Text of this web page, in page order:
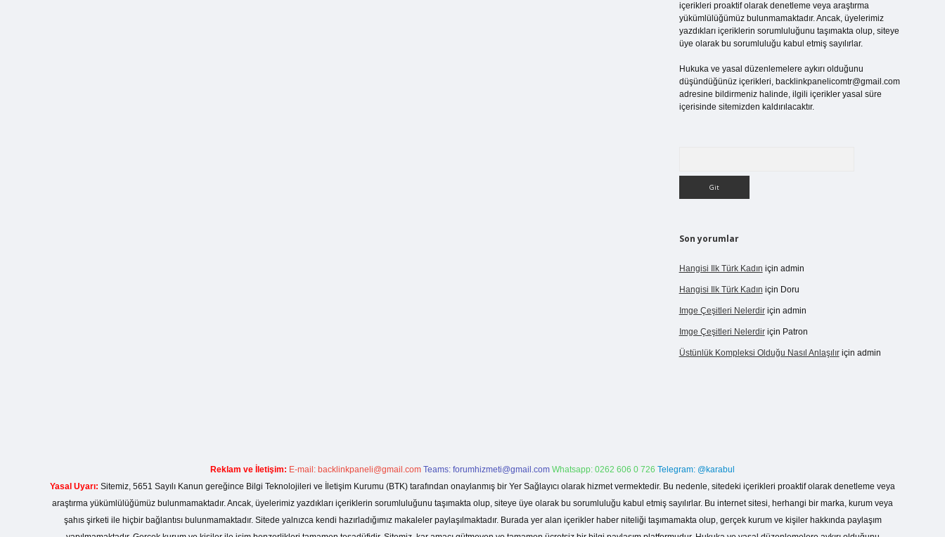
içerikleri proaktif olarak denetleme veya araştırma
yükümlülüğümüz bulunmamaktadır. Ancak, üyelerimiz
yazdıkları içeriklerin sorumluluğunu taşımakta olup, siteye
üye olarak bu sorumluluğu kabul etmiş sayılırlar.
Hukuka ve yasal düzenlemelere aykırı olduğunu
düşündüğünüz içerikleri, backlinkpanelicomtr@gmail.com
adresine bildirmeniz halinde, ilgili içerikler yasal süre
içerisinde sitemizden kaldırılacaktır.
Son yorumlar
Hangisi Ilk Türk Kadın için admin
Hangisi Ilk Türk Kadın için Doru
Imge Çeşitleri Nelerdiriçin admin
Imge Çeşitleri Nelerdiriçin Patron
Üstünlük Kompleksi Olduğu Nasıl Anlaşılıriçin admin
Reklam ve İletişim: E-mail: backlinkpaneli@gmail.com Teams: forumhizmeti@gmail.com Whatsapp: 0262 606 0 726 Telegram: @karabul
Yasal Uyarı: Sitemiz, 5651 Sayılı Kanun gereğince Bilgi Teknolojileri ve İletişim Kurumu (BTK) tarafından onaylanmış bir Yer Sağlayıcı olarak hizmet vermektedir. Bu nedenle, sitedeki içerikleri proaktif olarak denetleme veya
araştırma yükümlülüğümüz bulunmamaktadır. Ancak, üyelerimiz yazdıkları içeriklerin sorumluluğunu taşımakta olup, siteye üye olarak bu sorumluluğu kabul etmiş sayılırlar. Bu internet sitesi, herhangi bir marka, kurum veya
şahıs şirketi ile hiçbir bağlantısı bulunmamaktadır. Sitede yalnızca kendi hazırladığımız makaleler paylaşılmaktadır. Burada yer alan içerikler haber niteliği taşımamakta olup, gerçek kurum ve kişiler hakkında paylaşım